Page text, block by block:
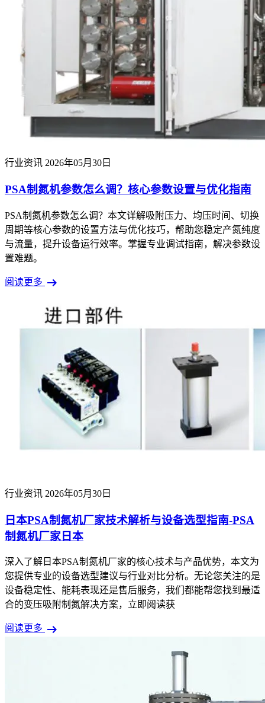
行业资讯 2026年05月30日
PSA制氮机参数怎么调？核心参数设置与优化指南
PSA制氮机参数怎么调？本文详解吸附压力、均压时间、切换
周期等核心参数的设置方法与优化技巧，帮助您稳定产氮纯度
与流量，提升设备运行效率。掌握专业调试指南，解决参数设
置难题。
阅读更多 arrow_right_alt
行业资讯 2026年05月30日
日本PSA制氮机厂家技术解析与设备选型指南-PSA
制氮机厂家日本
深入了解日本PSA制氮机厂家的核心技术与产品优势，本文为
您提供专业的设备选型建议与行业对比分析。无论您关注的是
设备稳定性、能耗表现还是售后服务，我们都能帮您找到最适
合的变压吸附制氮解决方案，立即阅读获
阅读更多 arrow_right_alt